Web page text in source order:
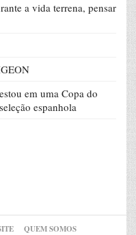
a vida terrena, pensar
em uma Copa do
espanhola
QUEM SOMOS